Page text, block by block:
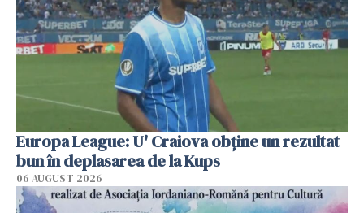
Europa League: U' Craiova obține un rezultat
bun în deplasarea de la Kups
06 AUGUST 2026